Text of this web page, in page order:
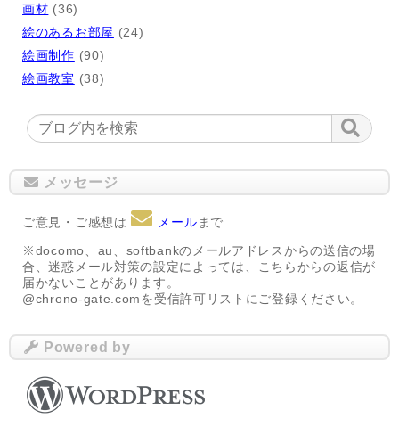
画材 (36)
絵のあるお部屋 (24)
絵画制作 (90)
絵画教室 (38)
メッセージ
ご意見・ご感想は メール まで
※docomo、au、softbankのメールアドレスからの送信の場
合、迷惑メール対策の設定によっては、こちらからの返信が
届かないことがあります。
@chrono-gate.comを受信許可リストにご登録ください。
Powered by